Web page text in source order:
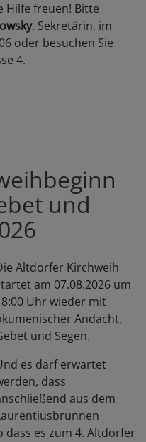
Hilfe freuen! Bitte
, Sekretärin, im
oder besuchen Sie
4.
und
Altdorfer Kirchweih
am 07.08.2026 um
Uhr wieder mit
Andacht,
und Segen.
es darf erwartet
dass
aus dem
dass es zum 4. Altdorfer